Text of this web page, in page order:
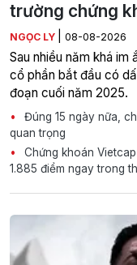
trường chứng
NGỌC LY 08-08-2026
Sau nhiều năm khá im
cổ phần bắt đầu có
đoạn cuối năm 2025.
Đúng 15 ngày nữa,
quan trọng
Chứng khoán
1.885 điểm ngay trong